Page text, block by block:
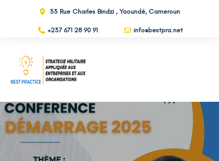
33 Rue Charles Bindzi , Yaoundé, Cameroun
+237 671 28 90 91 info@bestpra.net